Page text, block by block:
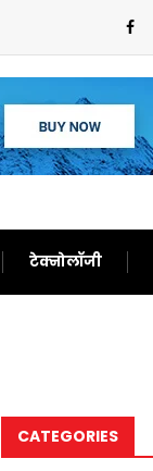
टेक्नोलॉजी
CATEGORIES